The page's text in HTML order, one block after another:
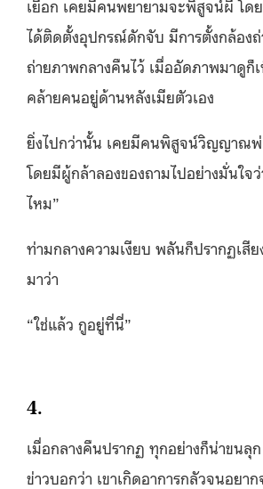
เยือก เคยมีคนพยายามจะพิสูจน์ผี โด
ได้ติดตั้งอุปกรณ์ดักจับ มีการตั้งกล้อง
ถ่ายภาพกลางคืนไว้ เมื่ออัดภาพมาดูก็เ
คล้ายคนอยู่ด้านหลังเมียตัวเอง
ยิ่งไปกว่านั้น เคยมีคนพิสูจน์วิญญาณพ่
โดยมีผู้กล้าลองของถามไปอย่างมั่นใจ
ไหม”
ท่ามกลางความเงียบ พลันก็ปรากฏเสีย
มาว่า
“ใช่แล้ว กูอยู่ที่นี่”
4.
เมื่อกลางคืนปรากฏ ทุกอย่างก็น่าขนลุ
ข่าวบอกว่า เขาเกิดอาการกลัวจนอยา